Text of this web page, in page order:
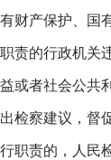
财产保护、国
责的行政机关
或者社会公共
检察建议，督
职责的，人民